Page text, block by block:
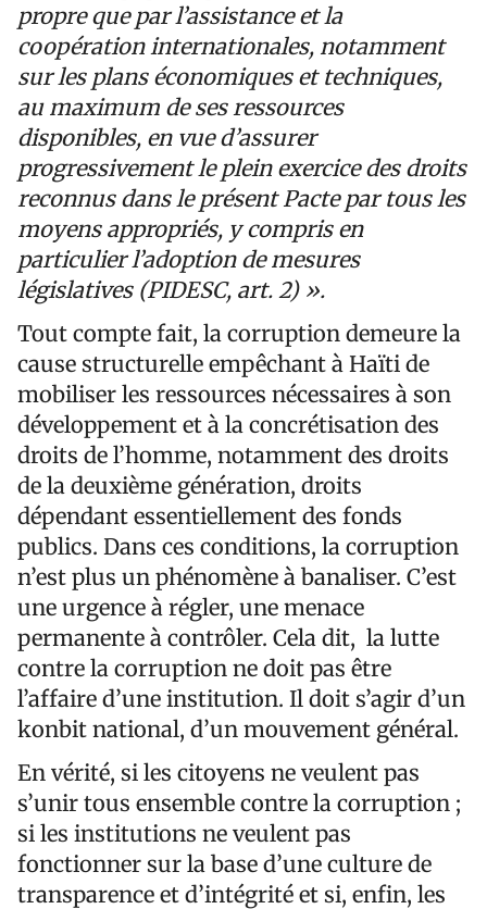
propre que par l’assistance et la
coopération internationales, notamment
sur les plans économiques et techniques,
au maximum de ses ressources
disponibles, en vue d’assurer
progressivement le plein exercice des droits
reconnus dans le présent Pacte par tous les
moyens appropriés, y compris en
particulier l’adoption de mesures
législatives (PIDESC, art. 2) ».
Tout compte fait, la corruption demeure la
cause structurelle empêchant à Haïti de
mobiliser les ressources nécessaires à son
développement et à la concrétisation des
droits de l’homme, notamment des droits
de la deuxième génération, droits
dépendant essentiellement des fonds
publics. Dans ces conditions, la corruption
n’est plus un phénomène à banaliser. C’est
une urgence à régler, une menace
permanente à contrôler. Cela dit, la lutte
contre la corruption ne doit pas être
l’affaire d’une institution. Il doit s’agir d’un
konbit national, d’un mouvement général.
En vérité, si les citoyens ne veulent pas
s’unir tous ensemble contre la corruption ;
si les institutions ne veulent pas
fonctionner sur la base d’une culture de
transparence et d’intégrité et si, enfin, les